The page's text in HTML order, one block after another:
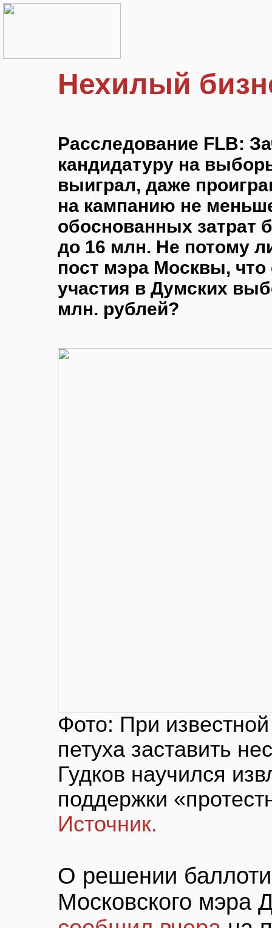
Нехилый
Расследование FLB:
кандидатуру на
выиграл, даже
на кампанию не
обоснованных затрат
до 16 млн. Не потому
пост мэра Москвы, что
участия в Думских
млн. рублей?
Фото: При
петуха заставить
Гудков научился
поддержки
Источник.
О решении
Московского мэра